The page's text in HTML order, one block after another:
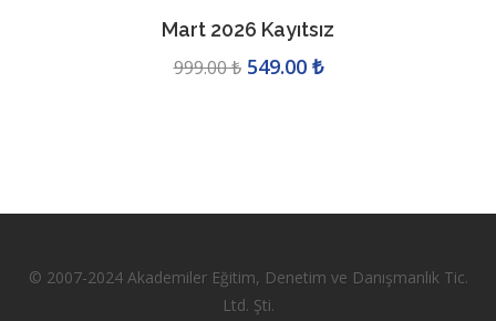
Ekim 2025 Beklemek
875.00 ₺ 499.00 ₺
© 2007-2024 Akademiler Eğitim, Denetim ve Danışmanlık Tic.
Ltd. Şti.